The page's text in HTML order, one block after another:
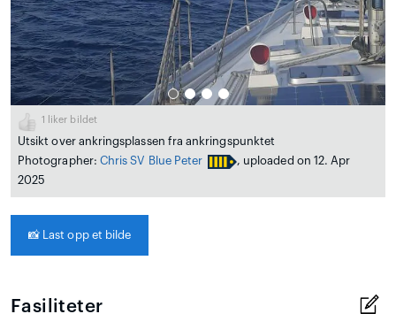
1 liker bildet
Utsikt over ankringsplassen fra ankringspunktet
Photographer: Chris SV Blue Peter
, uploaded on 12. Apr
2025
📸 Last opp et bilde
Fasiliteter